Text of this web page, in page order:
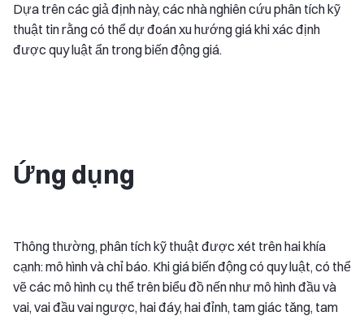
Dựa trên các giả định này, các nhà nghiên cứu phân tích kỹ
thuật tin rằng có thể dự đoán xu hướng giá khi xác định
được quy luật ẩn trong biến động giá.
Ứng dụng
Thông thường, phân tích kỹ thuật được xét trên hai khía
cạnh: mô hình và chỉ báo. Khi giá biến động có quy luật, có thể
vẽ các mô hình cụ thể trên biểu đồ nến như mô hình đầu và
vai, vai đầu vai ngược, hai đáy, hai đỉnh, tam giác tăng, tam